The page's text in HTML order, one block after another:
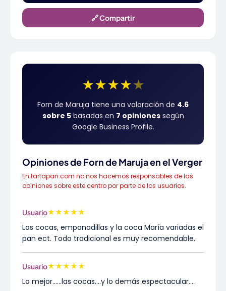
🔗 Compartir
★★★★★
Forn de Maruja tiene una valoración de 4.6
sobre 5basadas en 7 opinionessegún
Google Business Profile.
Opiniones de Forn de Maruja en el Verger
En tartapan.com no nos hacemos responsables de las
opiniones sobre este centro por parte de los usuarios.
Usuario★★★★★
Las cocas, empanadillas y la coca María variadas el
pan ect. Todo tradicional es muy recomendable.
Usuario★★★★★
Lo mejor......las cocas....y lo demás espectacular....